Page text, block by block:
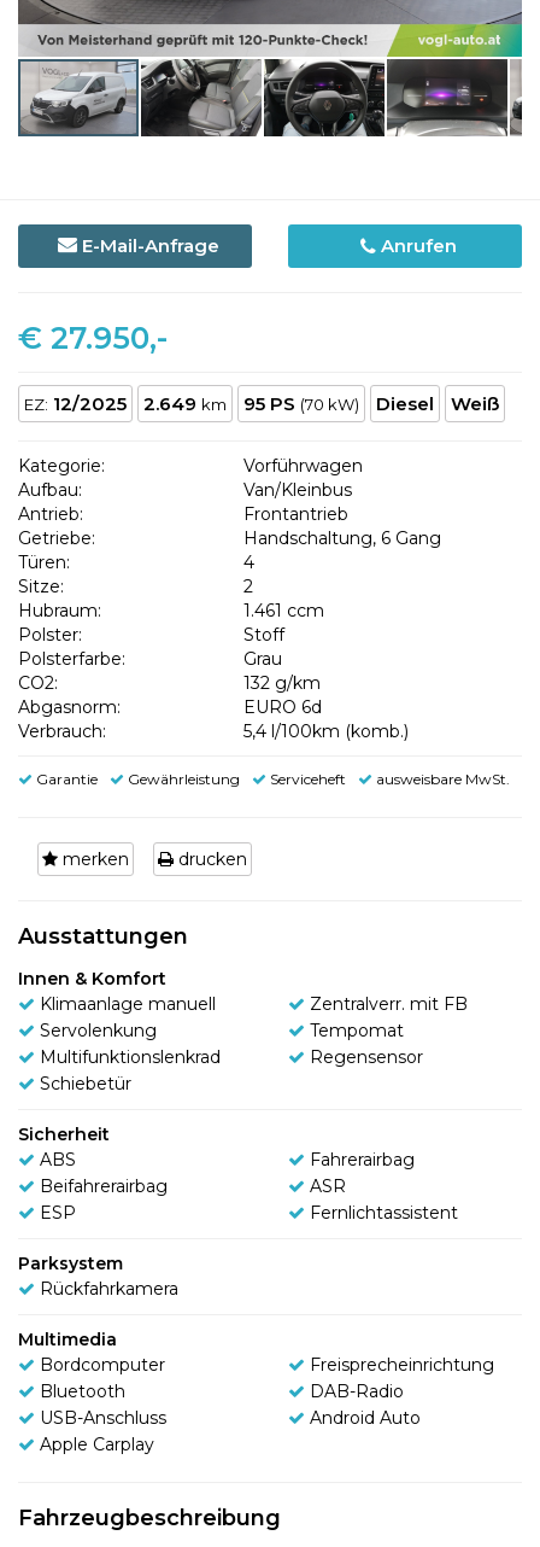
E-Mail-Anfrage Anrufen
€ 27.950,-
EZ: 12/2025 2.649 km 95 PS (70 kW) Diesel Weiß
Kategorie:
Vorführwagen
Aufbau:
Van/Kleinbus
Antrieb:
Frontantrieb
Getriebe:
Handschaltung, 6 Gang
Türen:
4
Sitze:
2
Hubraum:
1.461 ccm
Polster:
Stoff
Polsterfarbe:
Grau
CO2:
132 g/km
Abgasnorm:
EURO 6d
Verbrauch:
5,4 l/100km (komb.)
Garantie Gewährleistung Serviceheft ausweisbare MwSt.
merken drucken
Ausstattungen
Innen & Komfort
Klimaanlage manuell
Zentralverr. mit FB
Servolenkung
Tempomat
Multifunktionslenkrad
Regensensor
Schiebetür
Sicherheit
ABS
Fahrerairbag
Beifahrerairbag
ASR
ESP
Fernlichtassistent
Parksystem
Rückfahrkamera
Multimedia
Bordcomputer
Freisprecheinrichtung
Bluetooth
DAB-Radio
USB-Anschluss
Android Auto
Apple Carplay
Fahrzeugbeschreibung